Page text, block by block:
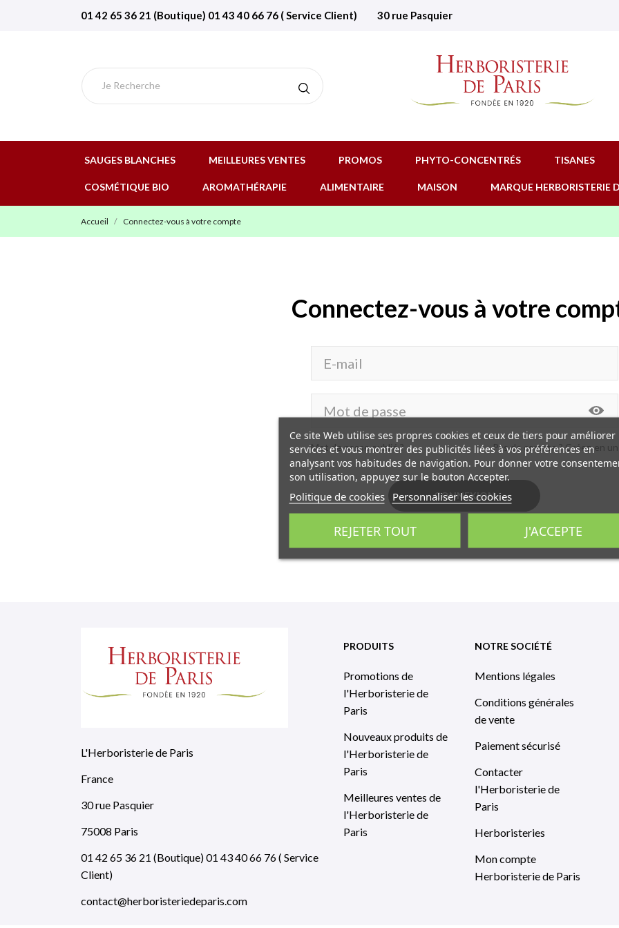
01 42 65 36 21 (Boutique) 01 43 40 66 76 ( Service Client) 30 rue Pasquier
SAUGES BLANCHES MEILLEURES VENTES PROMOS PHYTO-CONCENTRÉS TISANES
COSMÉTIQUE BIO AROMATHÉRAPIE ALIMENTAIRE MAISON MARQUE HERBORISTERIE
Accueil Connectez-vous à votre compte
Connectez-vous à votre
Mot de passe oublié ? Pas de compte ? Créez-en un
CONNEXION
L'Herboristerie de Paris
France
30 rue Pasquier
75008 Paris
01 42 65 36 21 (Boutique) 01 43 40 66 76 ( Service
Client)
contact@herboristeriedeparis.com
PRODUITS
Promotions de
l'Herboristerie de
Paris
Nouveaux produits de
l'Herboristerie de
Paris
Meilleures ventes de
l'Herboristerie de
Paris
NOTRE SOCIÉTÉ
Mentions légales
Conditions générales
de vente
Paiement sécurisé
Contacter
l'Herboristerie de
Paris
Herboristeries
Mon compte
Herboristerie de Paris
Ce site Web utilise ses propres cookies et ceux de tiers pour améliorer
services et vous montrer des publicités liées à vos préférences en
analysant vos habitudes de navigation. Pour donner votre
son utilisation, appuyez sur le bouton Accepter.
Politique de cookies Personnaliser les cookies
REJETER TOUT J'ACCEPTE